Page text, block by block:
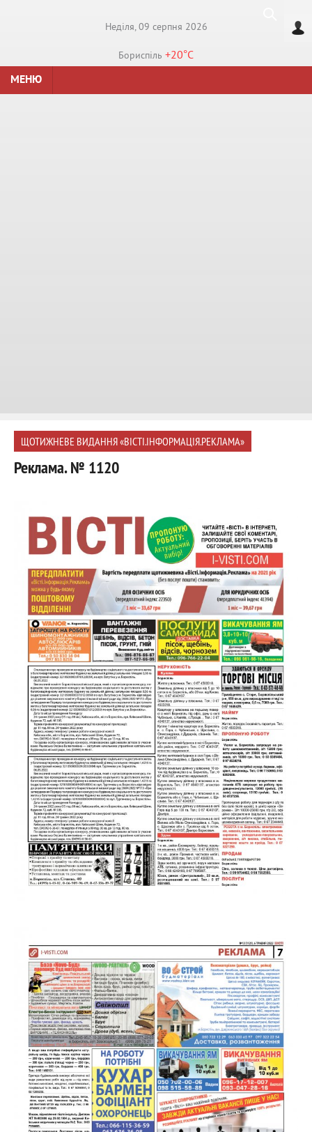
Недiля, 09 серпня 2026
Бориспiль +20°C
МЕНЮ
ЩОТИЖНЕВЕ ВИДАННЯ «ВІСТІ.ІНФОРМАЦІЯ.РЕКЛАМА»
Реклама. № 1120